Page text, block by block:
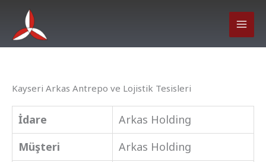
Kayseri Arkas Antrepo ve Lojistik Tesisleri
İdare
Arkas Holding
Müşteri
Arkas Holding